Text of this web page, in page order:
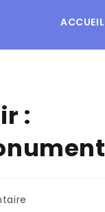
ACCUEIL
: